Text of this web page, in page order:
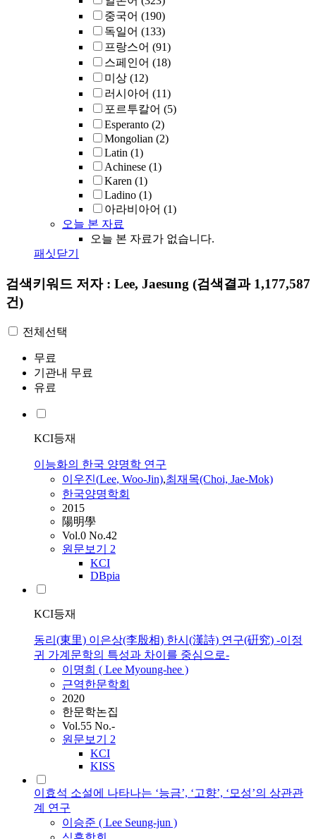
중국어 (190)
독일어 (133)
프랑스어 (91)
스페인어 (18)
미상 (12)
러시아어 (11)
포르투칼어 (5)
Esperanto (2)
Mongolian (2)
Latin (1)
Achinese (1)
Karen (1)
Ladino (1)
아라비아어 (1)
오늘 본 자료
오늘 본 자료가 없습니다.
패싯닫기
검색키워드 저자 : Lee, Jaesung (검색결과 1,177,587
건)
전체선택
무료
기관내 무료
유료
KCI등재
이능화의 한국 양명학 연구
이우진(Lee, Woo-Jin),최재목(Choi, Jae-Mok)
한국양명학회
2015
陽明學
Vol.0 No.42
원문보기 2
KCI
DBpia
KCI등재
동리(東里) 이은상(李殷相) 한시(漢詩) 연구(硏究) -이정
귀 가계문학의 특성과 차이를 중심으로-
이명희 ( Lee Myoung-hee )
근역한문학회
2020
한문학논집
Vol.55 No.-
원문보기 2
KCI
KISS
이효석 소설에 나타나는 ‘능금’, ‘고향’, ‘모성’의 상관관
계 연구
이승준 ( Lee Seung-jun )